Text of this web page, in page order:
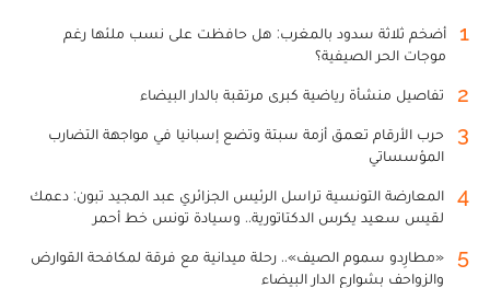
1
أضخم ثلاثة سدود بالمغرب: هل حافظت على نسب ملئها رغم
موجات الحر الصيفية؟
2 تفاصيل منشأة رياضية كبرى مرتقبة بالدار البيضاء
3
حرب الأرقام تعمق أزمة سبتة وتضع إسبانيا في مواجهة التضارب
المؤسساتي
4
المعارضة التونسية تراسل الرئيس الجزائري عبد المجيد تبون: دعمك
لقيس سعيد يكرس الدكتاتورية.. وسيادة تونس خط أحمر
5
«مطارِدو سموم الصيف».. رحلة ميدانية مع فرقة لمكافحة القوارض
والزواحف بشوارع الدار البيضاء